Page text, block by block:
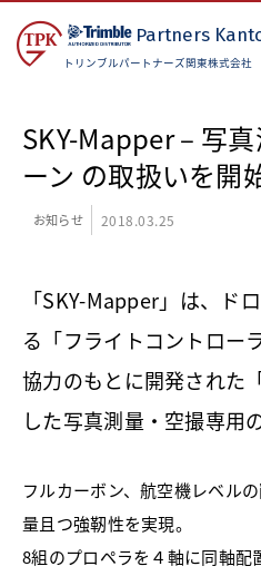
Partners
トリンブルパートナーズ関東株式会社
SKY-Mapper – 写
ーン の取扱いを開
お知らせ 2018.03.25
「SKY-Mapper」は、ド
る「フライトコントロー
協力のもとに開発された
した写真測量・空撮専用
フルカーボン、航空機レベル
量且つ強靭性を実現。
8組のプロペラを４軸に同軸